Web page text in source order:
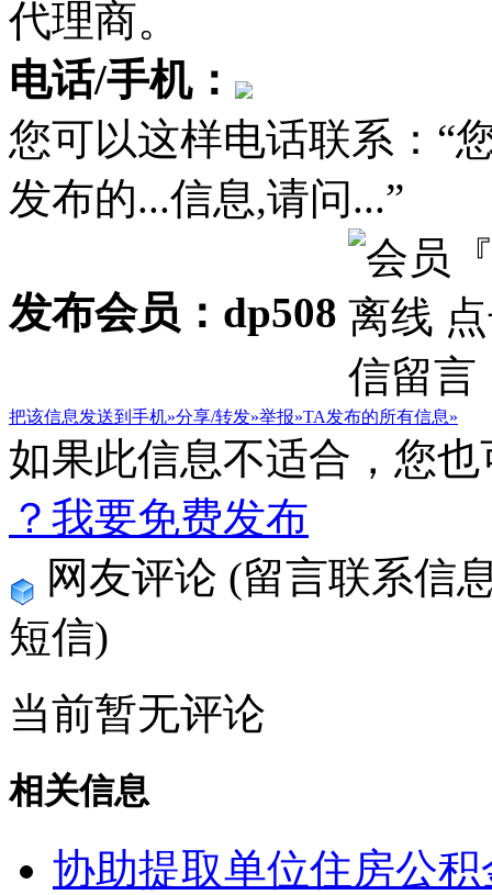
代理商。
电话/手机：
您可以这样电话联系：“
发布的...信息,请问...”
发布会员：dp508
把该信息发送到手机»分享/转发»举报»TA发布的所有信息»
如果此信息不适合，您
？我要免费发布
网友评论 (留言联系信
短信)
当前暂无评论
相关信息
协助提取单位住房公